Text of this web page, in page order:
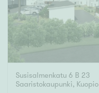
Susisalmenkatu 6 B 23
Saaristokaupunki, Kuopio